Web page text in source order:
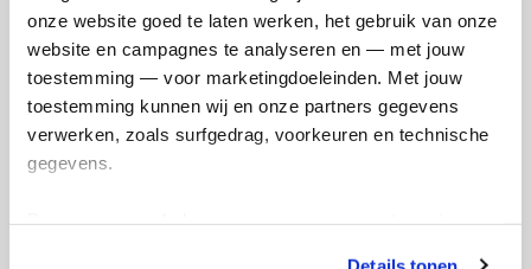
onze website goed te laten werken, het gebruik van onze
website en campagnes te analyseren en — met jouw
toestemming — voor marketingdoeleinden. Met jouw
toestemming kunnen wij en onze partners gegevens
verwerken, zoals surfgedrag, voorkeuren en technische
gegevens.